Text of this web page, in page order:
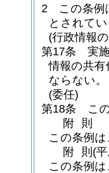
2
この条
とされて
(行政情報
第17条
実
情報の共
ならない。
(委任)
第18条
こ
附 則
この条例
附 則 (
この条例